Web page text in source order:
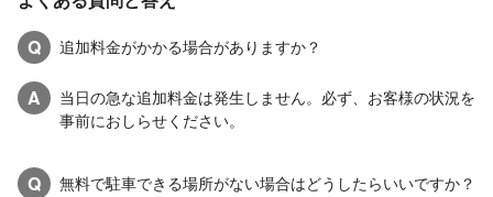
Q
追加料金がかかる場合がありますか？
A
当日の急な追加料金は発生しません。必ず、お客様の状況を
事前におしらせください。
Q 無料で駐車できる場所がない場合はどうしたらいいですか？